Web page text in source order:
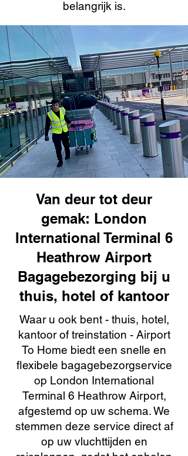
belangrijk is.
Van deur tot deur
gemak: London
International Terminal 6
Heathrow Airport
Bagagebezorging bij u
thuis, hotel of kantoor
Waar u ook bent - thuis, hotel,
kantoor of treinstation - Airport
To Home biedt een snelle en
flexibele bagagebezorgservice
op London International
Terminal 6 Heathrow Airport,
afgestemd op uw schema. We
stemmen deze service direct af
op uw vluchttijden en